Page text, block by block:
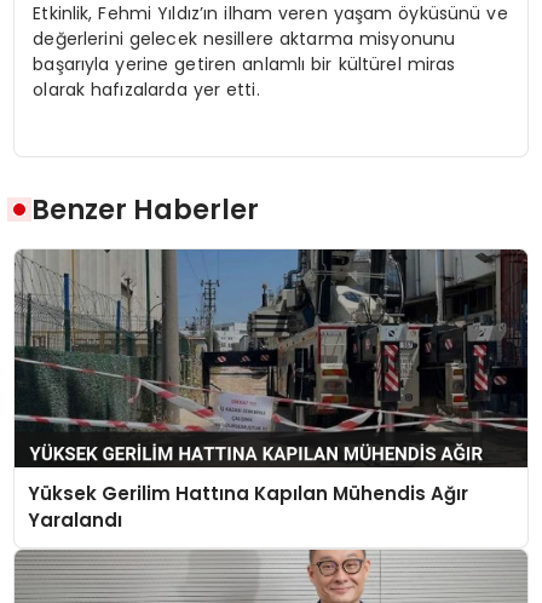
Etkinlik, Fehmi Yıldız’ın ilham veren yaşamöyküsünü ve
değerlerini gelecek nesillere aktarma misyonunu
başarıyla yerine getiren anlamlı bir kültürel miras
olarak hafızalarda yer etti.
Benzer Haberler
Yüksek Gerilim Hattına Kapılan Mühendis Ağır
Yaralandı